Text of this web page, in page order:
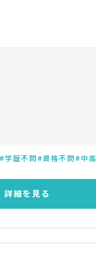
学歴不問 資格不問 中
詳細を見る